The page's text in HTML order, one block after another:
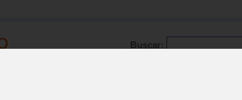
Buscar: